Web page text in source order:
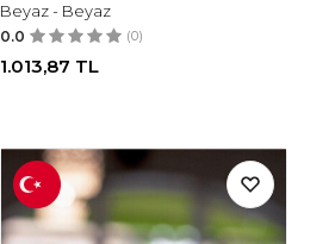
Beyaz - Beyaz
0.0 (0)
1.013,87 TL